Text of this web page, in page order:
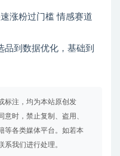
涨粉过门槛 情感赛道
品到数据优化，基础到
标注，均为本站原创发
时，禁止复制、盗用、
等各类媒体平台。如若本
系我们进行处理。